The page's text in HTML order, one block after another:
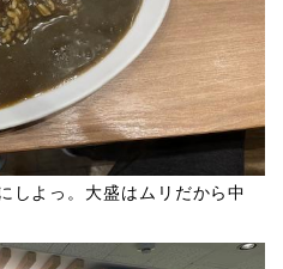
しよっ。大盛はムリだから中